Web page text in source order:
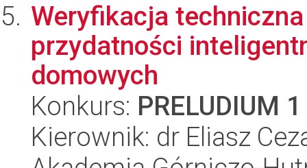
Weryfikacja
przydatności
domowych
Konkurs: PRELUDIUM 1
Kierownik: dr Eliasz